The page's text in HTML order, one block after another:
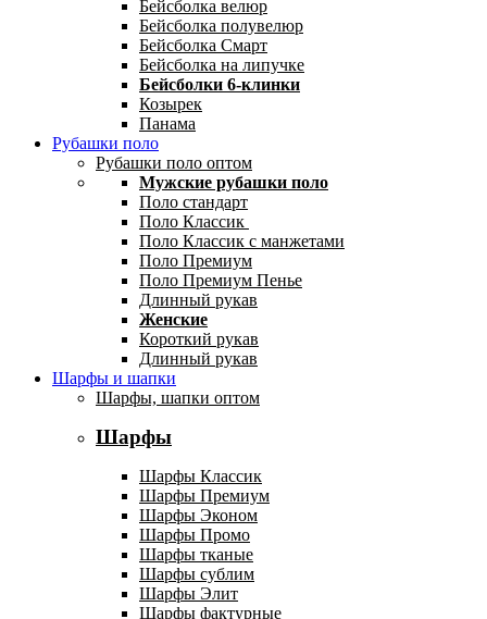
Бейсболка велюр
Бейсболка полувелюр
Бейсболка Смарт
Бейсболка на липучке
Бейсболки 6-клинки
Козырек
Панама
Рубашки поло
Рубашки поло оптом
Мужские рубашки поло
Поло стандарт
Поло Классик
Поло Классик с манжетами
Поло Премиум
Поло Премиум Пенье
Длинный рукав
Женские
Короткий рукав
Длинный рукав
Шарфы и шапки
Шарфы, шапки оптом
Шарфы
Шарфы Классик
Шарфы Премиум
Шарфы Эконом
Шарфы Промо
Шарфы тканые
Шарфы сублим
Шарфы Элит
Шарфы фактурные